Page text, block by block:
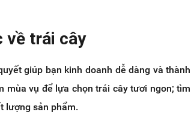
về trái cây
giúp bạn kinh doanh dễ dàng và thành
mùa vụ để lựa chọn trái cây tươi ngon; tìm
lượng sản phẩm.